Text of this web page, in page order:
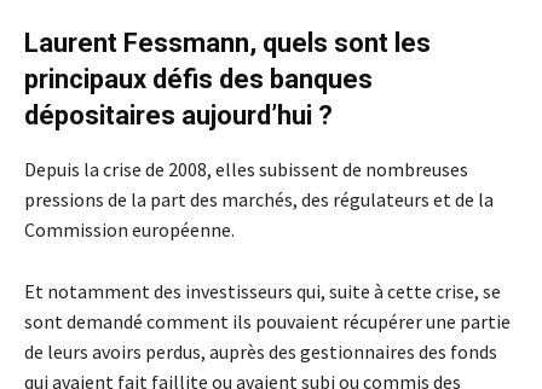
Laurent Fessmann, quels sont les
principaux défis des banques
dépositaires aujourd’hui ?
Depuis la crise de 2008, elles subissent de nombreuses
pressions de la part des marchés, des régulateurs et de la
Commission européenne.
Et notamment des investisseurs qui, suite à cette crise, se
sont demandé comment ils pouvaient récupérer une partie
de leurs avoirs perdus, auprès des gestionnaires des fonds
qui avaient fait faillite ou avaient subi ou commis des